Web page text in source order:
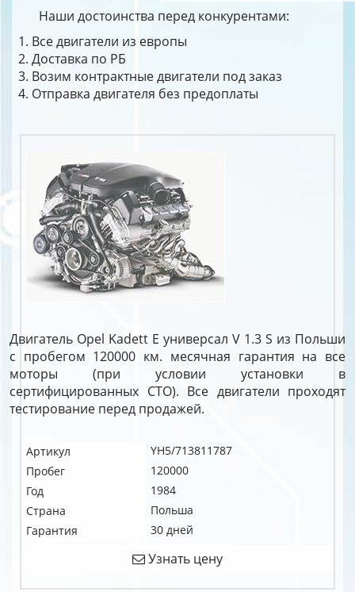
Наши достоинства перед конкурентами:
Все двигатели из европы
Доставка по РБ
Возим контрактные двигатели под заказ
Отправка двигателя без предоплаты
Двигатель Opel Kadett E универсал V 1.3 S из Польши
с пробегом 120000 км. месячная гарантия на все
моторы (при условии установки в
сертифицированных СТО). Все двигатели проходят
тестирование перед продажей.
Артикул
YH5/713811787
Пробег
120000
Год
1984
Страна
Польша
Гарантия
30 дней
Узнать цену